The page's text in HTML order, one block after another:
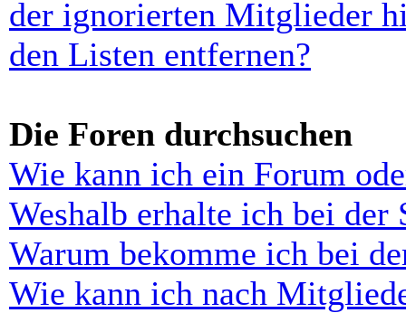
der ignorierten Mitglieder
den Listen entfernen?
Die Foren durchsuchen
Wie kann ich ein Forum
Weshalb erhalte ich bei der
Warum bekomme ich bei
Wie kann ich nach